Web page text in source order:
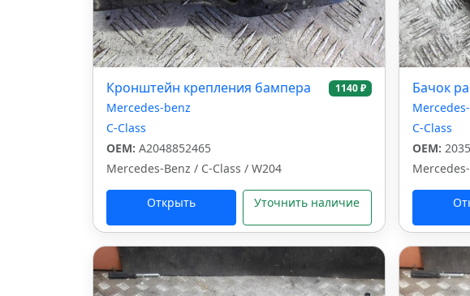
Кронштейн крепления бампера 1140 ₽
Mercedes-benz
C-Class
OEM: A2048852465
Mercedes-Benz / C-Class / W204
Открыть Уточнить наличие
Бачок
C-Class
OEM: